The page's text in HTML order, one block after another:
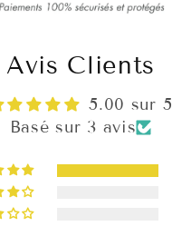
Avis Clients
5.00 sur 5
Basé sur 3 avis